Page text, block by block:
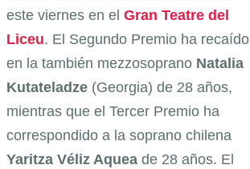
este viernes en el Gran Teatre del
Liceu. El Segundo Premio ha recaído
en la también mezzosoprano Natalia
Kutateladze (Georgia) de 28 años,
mientras que el Tercer Premio ha
correspondido a la soprano chilena
Yaritza Véliz Aquea de 28 años. El